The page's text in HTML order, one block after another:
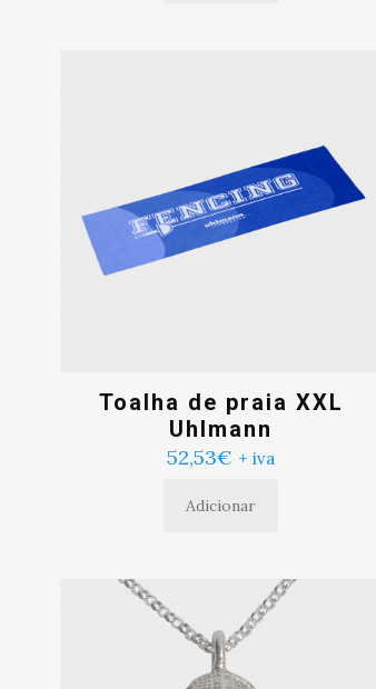
Toalha de praia XXL
Uhlmann
52,53€ + iva
Adicionar